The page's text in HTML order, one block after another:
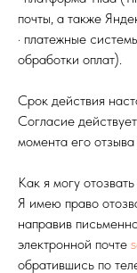
почты, а также
· платежные
обработки оплат).
Срок действия
Согласие
момента его
Как я могу
Я имею право
направив
электронной почте
обратившись по